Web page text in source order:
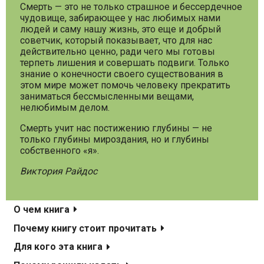
Смерть — это не только страшное и бессердечное
чудовище, забирающее у нас любимых нами
людей и саму нашу жизнь, это еще и добрый
советчик, который показывает, что для нас
действительно ценно, ради чего мы готовы
терпеть лишения и совершать подвиги. Только
знание о конечности своего существования в
этом мире может помочь человеку прекратить
заниматься бессмысленными вещами,
нелюбимым делом.
Смерть учит нас постижению глубины — не
только глубины мироздания, но и глубины
собственного «я».
Виктория Райдос
О чем книга
Почему книгу стоит прочитать
Для кого эта книга